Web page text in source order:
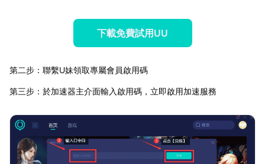
下載免費試用UU
第二步：聯繫U妹領取專屬會員啟用碼
第三步：於加速器主介面輸入啟用碼，立即啟用加速服務